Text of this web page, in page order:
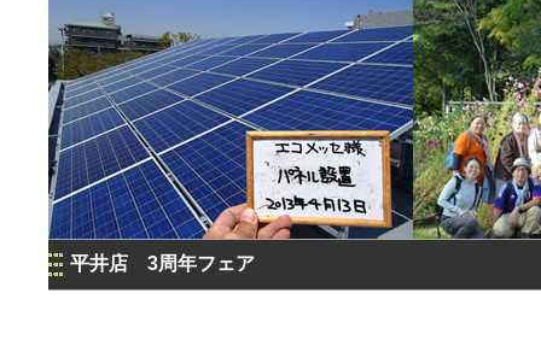
平井店 3周年フェア